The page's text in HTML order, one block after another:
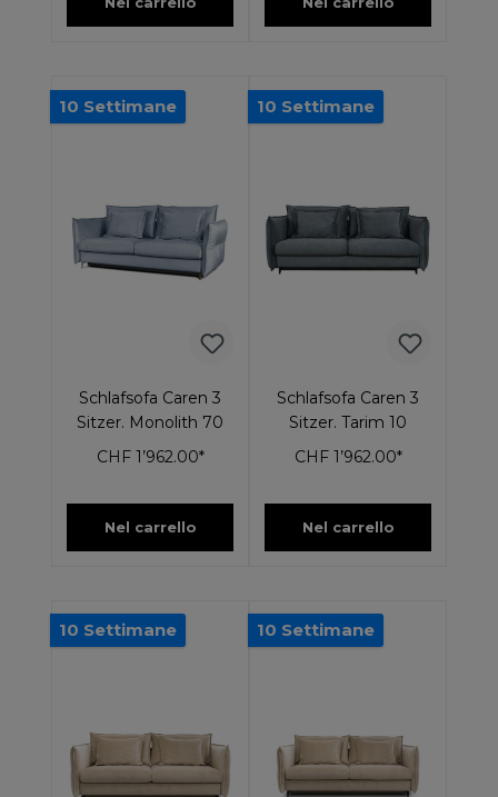
10 Settimane
Schlafsofa Caren 3
Sitzer. Monolith 70
CHF 1’962.00*
Nel carrello
10 Settimane
Schlafsofa Caren 3
Sitzer. Tarim 10
CHF 1’962.00*
Nel carrello
10 Settimane 10 Settimane